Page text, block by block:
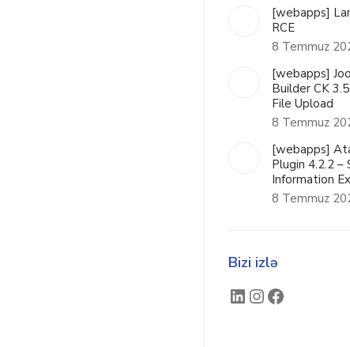
[webapps]
RCE
8 Temmuz
[webapps]
Builder CK
File Upload
8 Temmuz
[webapps]
Plugin 4.2.2 –
Information
8 Temmuz
Bizi izlə